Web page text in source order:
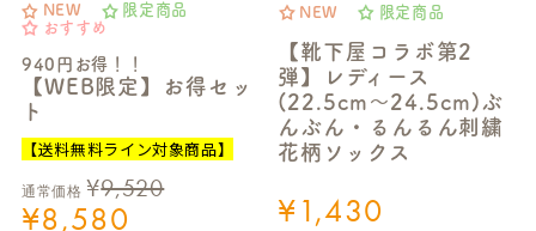
NEW
限定商品
おすすめ
940円お得！！
【WEB限定】お得セッ
ト
【送料無料ライン対象商品】
通常価格 ¥9,520
¥8,580
NEW 限定商品
【靴下屋コラボ第2
弾】レディース
(22.5cm～24.5cm)ぶ
んぶん・るんるん刺繍
花柄ソックス
¥1,430